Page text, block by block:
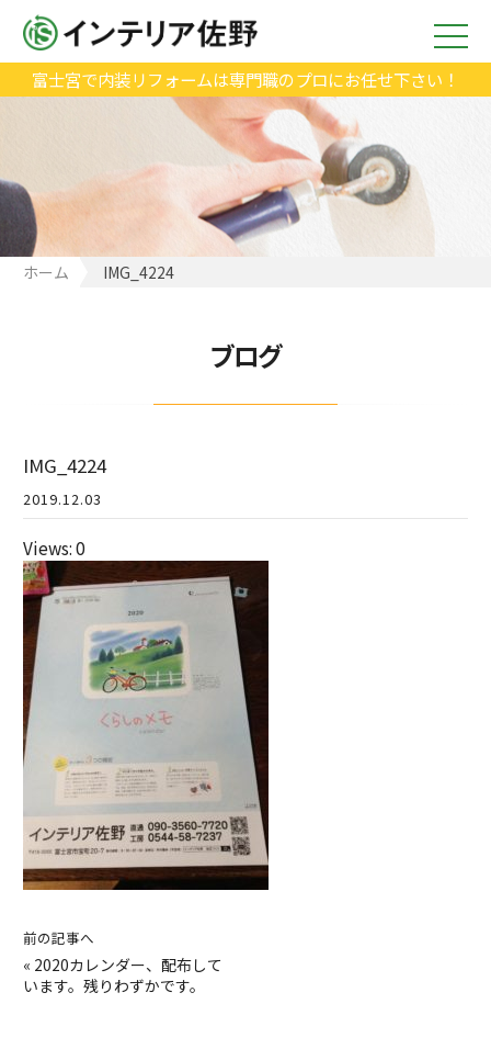
富士宮で内装リフォームは専門職のプロにお任せ下さい！
ホーム IMG_4224
ブログ
IMG_4224
2019.12.03
Views: 0
前の記事へ
« 2020カレンダー、配布して
います。残りわずかです。